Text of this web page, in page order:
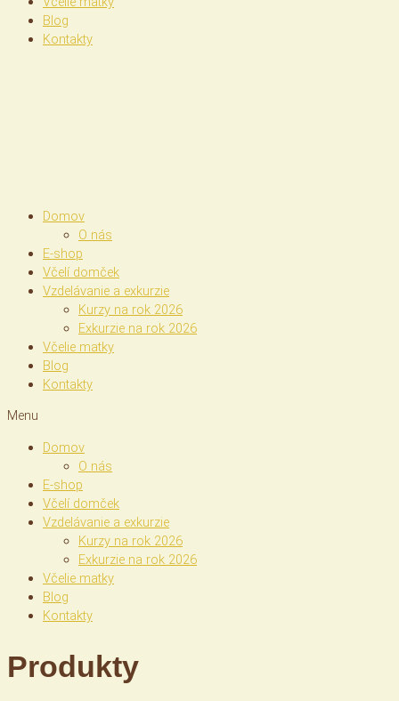
Blog
Kontakty
Domov
O nás
E-shop
Včelí domček
Vzdelávanie a exkurzie
Kurzy na rok 2026
Exkurzie na rok 2026
Včelie matky
Blog
Kontakty
Menu
Domov
O nás
E-shop
Včelí domček
Vzdelávanie a exkurzie
Kurzy na rok 2026
Exkurzie na rok 2026
Včelie matky
Blog
Kontakty
Produkty